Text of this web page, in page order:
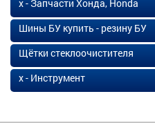
х - Запчасти Хонда, Honda
Шины БУ купить - резину БУ
Щётки стеклоочистителя
х - Инструмент